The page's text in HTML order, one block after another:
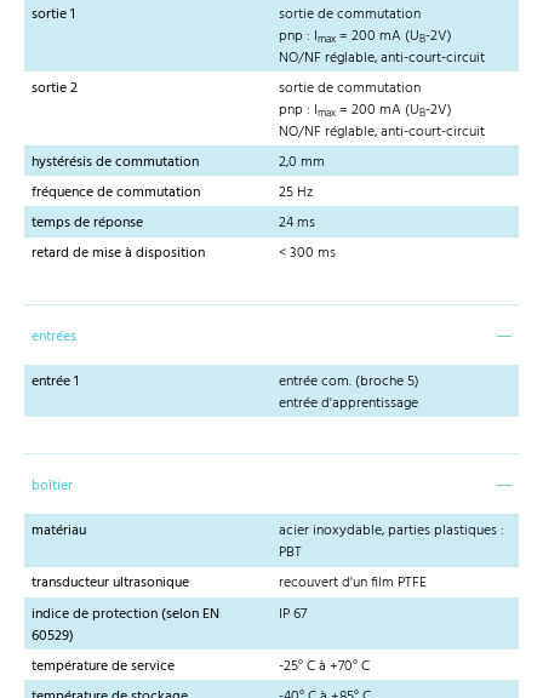
sortie 1
sortie de commutation
pnp : Imax = 200 mA (UB-2V)
NO/NF réglable, anti-court-circuit
sortie 2
sortie de commutation
pnp : Imax = 200 mA (UB-2V)
NO/NF réglable, anti-court-circuit
hystérésis de commutation
2,0 mm
fréquence de commutation
25 Hz
temps de réponse
24 ms
retard de mise à disposition
< 300 ms
entrées
entrée 1
entrée com. (broche 5)
entrée d'apprentissage
boîtier
matériau
acier inoxydable, parties plastiques :
PBT
transducteur ultrasonique
recouvert d'un film PTFE
indice de protection (selon EN
60529)
IP 67
température de service
-25° C à +70° C